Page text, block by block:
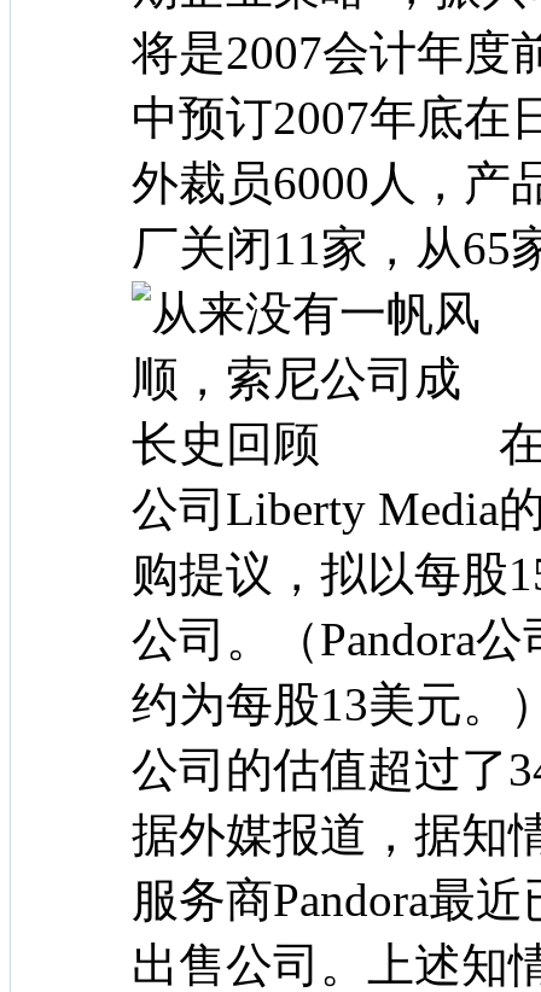
将是2007会计年度
中预订2007年底在
外裁员6000人，产
厂关闭11家，从65
公司Liberty Media
购提议，拟以每股
公司。（Pandora
约为每股13美元。
公司的估值超过了
据外媒报道，据知
服务商Pandora最
出售公司。上述知